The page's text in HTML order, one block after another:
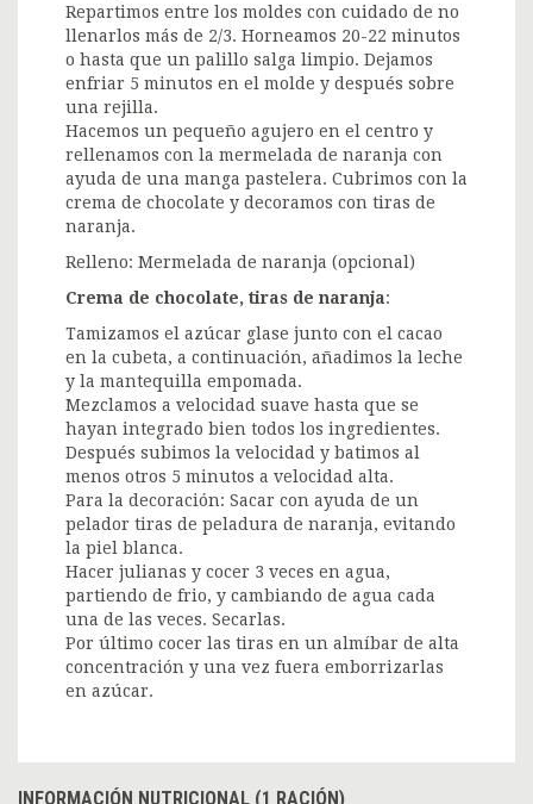
Repartimos entre los moldes con cuidado de no
llenarlos más de 2/3. Horneamos 20-22 minutos
o hasta que un palillo salga limpio. Dejamos
enfriar 5 minutos en el molde y después sobre
una rejilla.
Hacemos un pequeño agujero en el centro y
rellenamos con la mermelada de naranja con
ayuda de una manga pastelera. Cubrimos con la
crema de chocolate y decoramos con tiras de
naranja.
Relleno: Mermelada de naranja (opcional)
Crema de chocolate, tiras de naranja:
Tamizamos el azúcar glase junto con el cacao
en la cubeta, a continuación, añadimos la leche
y la mantequilla empomada.
Mezclamos a velocidad suave hasta que se
hayan integrado bien todos los ingredientes.
Después subimos la velocidad y batimos al
menos otros 5 minutos a velocidad alta.
Para la decoración: Sacar con ayuda de un
pelador tiras de peladura de naranja, evitando
la piel blanca.
Hacer julianas y cocer 3 veces en agua,
partiendo de frio, y cambiando de agua cada
una de las veces. Secarlas.
Por último cocer las tiras en un almíbar de alta
concentración y una vez fuera emborrizarlas
en azúcar.
INFORMACIÓN NUTRICIONAL (1 RACIÓN)